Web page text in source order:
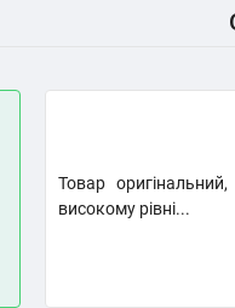
Товар
високому рівні...